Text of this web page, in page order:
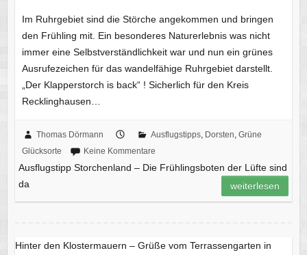
Im Ruhrgebiet sind die Störche angekommen und bringen
den Frühling mit. Ein besonderes Naturerlebnis was nicht
immer eine Selbstverständlichkeit war und nun ein grünes
Ausrufezeichen für das wandelfähige Ruhrgebiet darstellt.
„Der Klapperstorch is back“ ! Sicherlich für den Kreis
Recklinghausen…
Thomas Dörmann Ausflugstipps, Dorsten Grüne
Glücksorte
Keine Kommentare
Ausflugstipp Storchenland – Die Frühlingsboten der Lüfte sind
da
weiterlesen
Hinter den Klostermauern – Grüße vom Terrassengarten in